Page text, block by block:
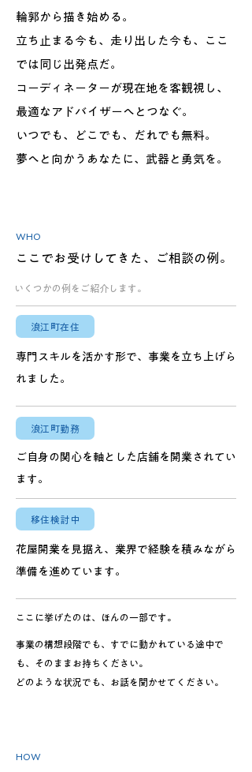
輪郭から描き始める。
立ち止まる今も、走り出した今も、ここ
では同じ出発点だ。
コーディネーターが現在地を客観視し、
最適なアドバイザーへとつなぐ。
いつでも、どこでも、だれでも無料。
夢へと向かうあなたに、武器と勇気を。
WHO
ここでお受けしてきた、ご相談の例。
いくつかの例をご紹介します。
浪江町在住
専門スキルを活かす形で、事業を立ち上げら
れました。
浪江町勤務
ご自身の関心を軸とした店舗を開業されてい
ます。
移住検討中
花屋開業を見据え、業界で経験を積みながら
準備を進めています。
ここに挙げたのは、ほんの一部です。
事業の構想段階でも、すでに動かれている途中で
も、そのままお持ちください。
どのような状況でも、お話を聞かせてください。
HOW